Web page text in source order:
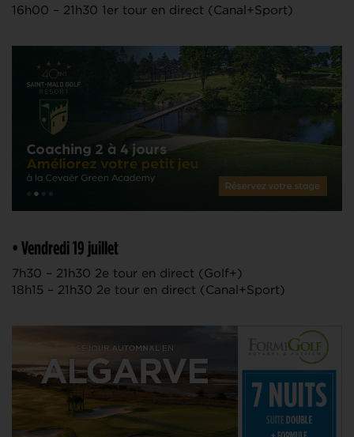
16h00 – 21h30 1er tour en direct (Canal+Sport)
• Vendredi 19 juillet
7h30 – 21h30 2e tour en direct (Golf+)
18h15 – 21h30 2e tour en direct (Canal+Sport)